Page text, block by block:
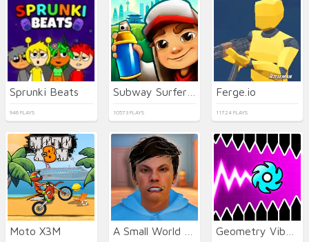
Sprunki Beats
946 PLAYS 10573 PLAYS
Ferge.io
11724 PLAYS
Moto X3M